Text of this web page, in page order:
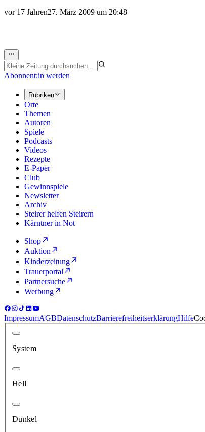
vor 17 Jahren27. März 2009 um 20:48
Abonnent:in werden
Rubriken
Orte
Themen
Autoren
Spiele
Podcasts
Videos
Rezepte
E-Paper
Club
Gewinnspiele
Newsletter
Archiv
Steirer helfen Steirern
Kärntner in Not
Shop
Auktion
Kinderzeitung
Trauerportal
Partnersuche
Werbung
ImpressumAGBDatenschutzBarrierefreiheitserklärungHilfe
System
Hell
Dunkel